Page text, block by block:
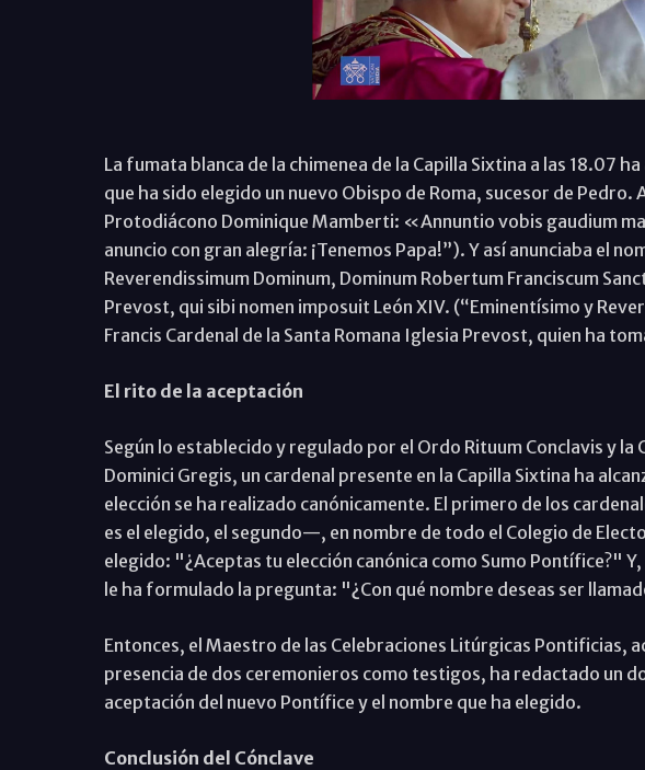
La fumata blanca de la chimenea de la Capilla Sixtina a las 18.07
que ha sido elegido un nuevo Obispo de Roma, sucesor de Pedro.
Protodiácono Dominique Mamberti: «Annuntio vobis gaudium
anuncio con gran alegría: ¡Tenemos Papa!”). Y así anunciaba el
Reverendissimum Dominum, Dominum Robertum Franciscum
Prevost, qui sibi nomen imposuit León XIV. (“Eminentísimo y
Francis Cardenal de la Santa Romana Iglesia Prevost, quien ha
El rito de la aceptación
Según lo establecido y regulado por el Ordo Rituum Conclavis y
Dominici Gregis, un cardenal presente en la Capilla Sixtina ha
elección se ha realizado canónicamente. El primero de los
es el elegido, el segundo—, en nombre de todo el Colegio de
elegido: "¿Aceptas tu elección canónica como Sumo Pontífice?"
le ha formulado la pregunta: "¿Con qué nombre deseas ser
Entonces, el Maestro de las Celebraciones Litúrgicas Pontificias,
presencia de dos ceremonieros como testigos, ha redactado un
aceptación del nuevo Pontífice y el nombre que ha elegido.
Conclusión del Cónclave